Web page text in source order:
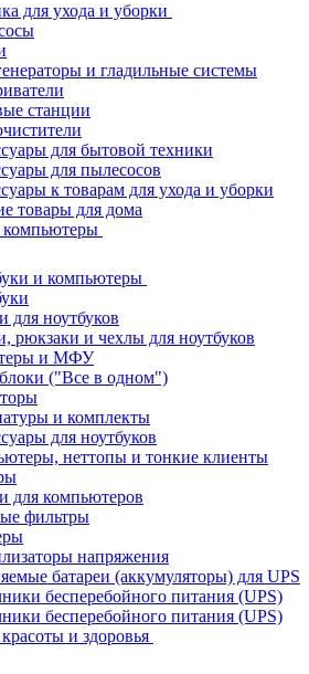
для ухода и уборки
и гладильные системы
станции
для бытовой техники
для пылесосов
к товарам для ухода и уборки
товары для дома
и компьютеры
для ноутбуков
рюкзаки и чехлы для ноутбуков
и МФУ
("Все в одном")
и комплекты
для ноутбуков
неттопы и тонкие клиенты
для компьютеров
фильтры
напряжения
батареи (аккумуляторы) для UPS
бесперебойного питания (UPS)
бесперебойного питания (UPS)
и здоровья